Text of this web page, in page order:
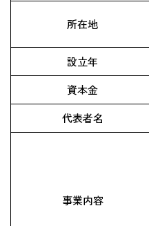
所在地
設立年
資本金
代表者名
事業内容